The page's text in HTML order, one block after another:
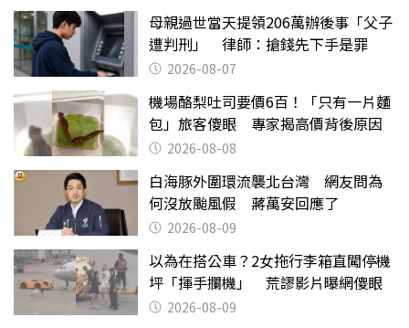
母親過世當天提領206萬辦後事「父子
遭判刑」 律師：搶錢先下手是罪
2026-08-07
機場酪梨吐司要價6百！「只有一片麵
包」旅客傻眼 專家揭高價背後原因
2026-08-08
白海豚外圍環流襲北台灣 網友問為
何沒放颱風假 蔣萬安回應了
2026-08-09
以為在搭公車？2女拖行李箱直闖停機
坪「揮手攔機」 荒謬影片曝網傻眼
2026-08-09